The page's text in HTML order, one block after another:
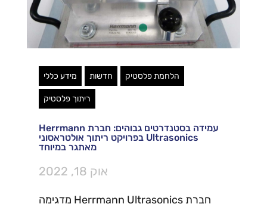
הלחמת פלסטיק חדשות מידע כללי
ריתוך פלסטיק
עמידה בסטנדרטים גבוהים: חברת Herrmann
Ultrasonics בפרויקט ריתוך אולטראסוני
מאתגר במיוחד
אוק 18, 2022
חברת Herrmann Ultrasonics מדגימה